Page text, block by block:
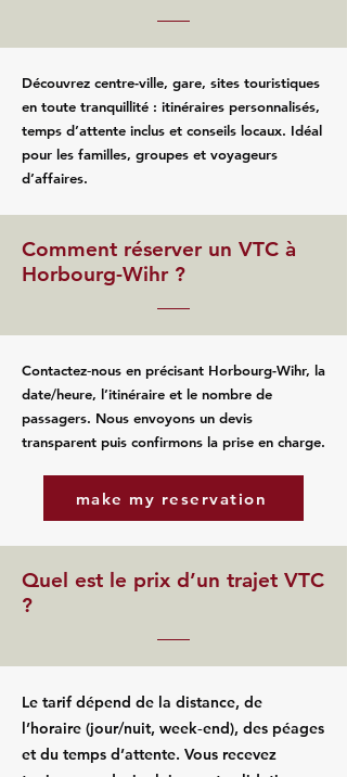
Découvrez centre-ville, gare, sites touristiques
en toute tranquillité : itinéraires personnalisés,
temps d’attente inclus et conseils locaux. Idéal
pour les familles, groupes et voyageurs
d’affaires.
Comment réserver un VTC à
Horbourg-Wihr ?
Contactez‑nous en précisant Horbourg-Wihr, la
date/heure, l’itinéraire et le nombre de
passagers. Nous envoyons un devis
transparent puis confirmons la prise en charge.
make my reservation
Quel est le prix d’un trajet VTC
?
Le tarif dépend de la distance, de
l’horaire (jour/nuit, week‑end), des péages
et du temps d’attente. Vous recevez